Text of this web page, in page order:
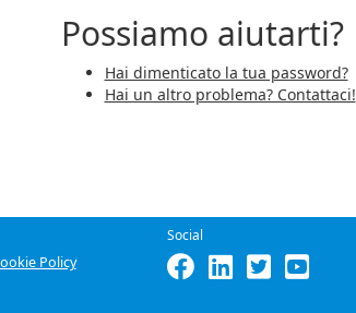
Possiamo aiutarti?
Hai dimenticato la tua password?
Hai un altro problema? Contattaci!
Policy
Social